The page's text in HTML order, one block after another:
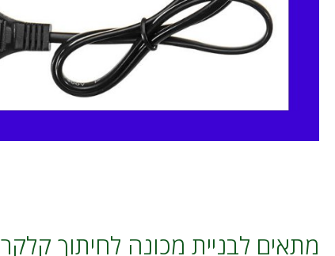
מתאים לבניית מכונה לחיתוך